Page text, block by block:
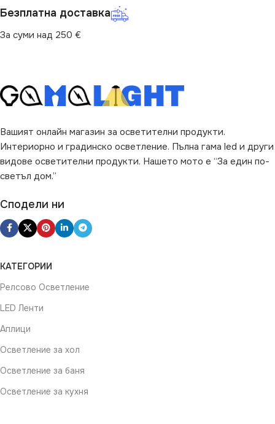
ВИД с Крушки
за Стена
ВИД LED
ФОРМА Квадрат
Безплатна доставка
За суми над 250 €
Вашият онлайн магазин за осветителни продукти.
Интериорно и градинско осветление. Пълна гама led и други
видове осветителни продукти. Нашето мото е “За един по-
светъл дом.”
Сподели ни
КАТЕГОРИИ
Релсово Осветление
LED Ленти
Аплици
Осветление за хол
Осветление за баня
Осветление за кухня